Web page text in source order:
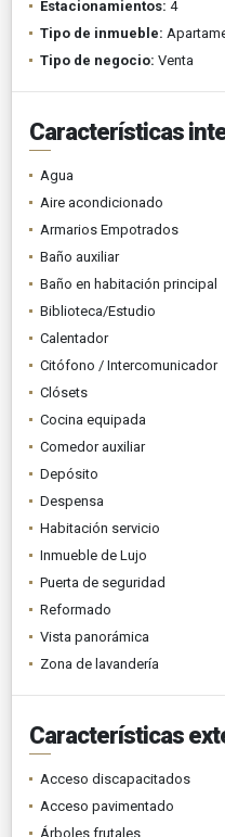
Estacionamientos: 4
Tipo de inmueble:
Tipo de negocio: Venta
Características
Agua
Aire acondicionado
Armarios Empotrados
Baño auxiliar
Baño en habitación principal
Biblioteca/Estudio
Calentador
Citófono / Intercomunicador
Clósets
Cocina equipada
Comedor auxiliar
Depósito
Despensa
Habitación servicio
Inmueble de Lujo
Puerta de seguridad
Reformado
Vista panorámica
Zona de lavandería
Características
Acceso discapacitados
Acceso pavimentado
Árboles frutales